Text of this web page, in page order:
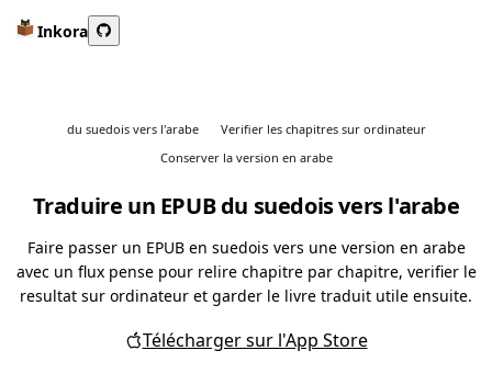
Inkora
du suedois vers l'arabe
Verifier les chapitres sur ordinateur
Conserver la version en arabe
Traduire un EPUB du suedois vers l'arabe
Faire passer un EPUB en suedois vers une version en arabe
avec un flux pense pour relire chapitre par chapitre, verifier le
resultat sur ordinateur et garder le livre traduit utile ensuite.
Télécharger sur l'App Store